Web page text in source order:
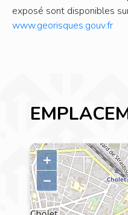
exposé sont disponibles
www.georisques.gouv.fr
+
–